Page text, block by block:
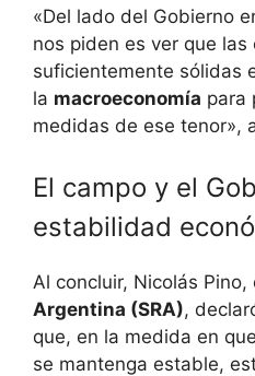
«Del lado del Gobierno
nos piden es ver que
suficientemente sólidas
la macroeconomía para
medidas de ese tenor»,
El campo y el
estabilidad
Al concluir, Nicolás Pino,
Argentina (SRA),
que, en la medida en
se mantenga estable,